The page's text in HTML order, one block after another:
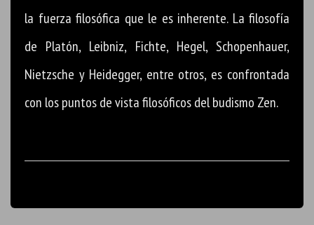
la fuerza filosófica que le es inherente. La filosofía
de Platón, Leibniz, Fichte, Hegel, Schopenhauer,
Nietzsche y Heidegger, entre otros, es confrontada
con los puntos de vista filosóficos del budismo Zen.